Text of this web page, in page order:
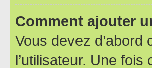
Comment ajouter
Vous devez
l’utilisateur. Une